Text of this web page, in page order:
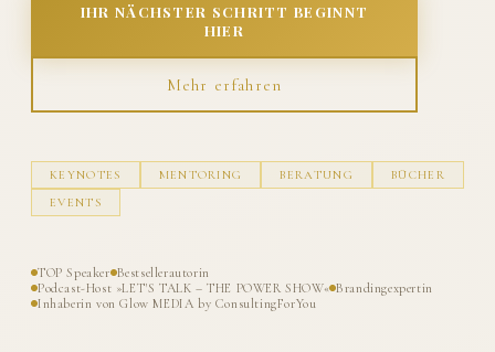
IHR NÄCHSTER SCHRITT BEGINNT
HIER
Mehr erfahren
KEYNOTES MENTORING BERATUNG
BÜCHER
EVENTS
TOP Speaker Bestsellerautorin
Podcast-Host »LET'S TALK – THE POWER SHOW« Brandingexpertin
Inhaberin von Glow MEDIA by ConsultingForYou